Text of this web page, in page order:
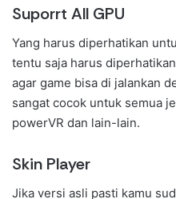
Suporrt All GPU
Yang harus diperhatikan
tentu saja harus
agar game bisa di jalankan
sangat cocok untuk semua
powerVR dan lain-lain.
Skin Player
Jika versi asli pasti kamu